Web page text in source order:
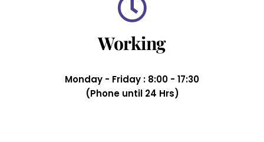
Working
Monday - Friday : 8:00 - 17:30
(Phone until 24 Hrs)